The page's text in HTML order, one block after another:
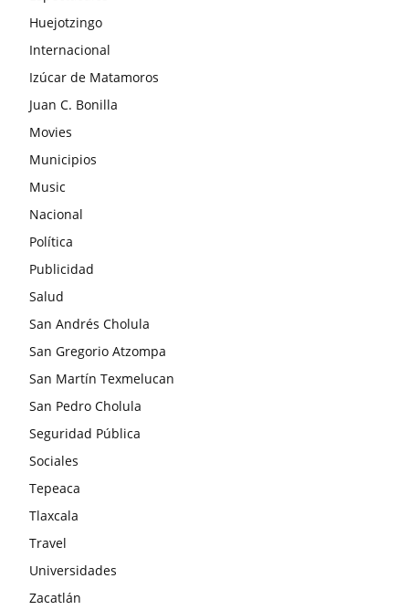
Huejotzingo
Internacional
Izúcar de Matamoros
Juan C. Bonilla
Movies
Municipios
Music
Nacional
Política
Publicidad
Salud
San Andrés Cholula
San Gregorio Atzompa
San Martín Texmelucan
San Pedro Cholula
Seguridad Pública
Sociales
Tepeaca
Tlaxcala
Travel
Universidades
Zacatlán